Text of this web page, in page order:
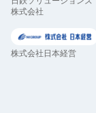
株式会社
株式会社日本経営